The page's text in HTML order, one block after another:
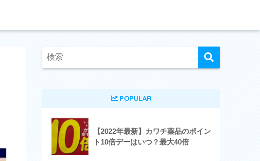
POPULAR
【2022年最新】カワチ薬品のポイン
ト10倍デーはいつ？最大40倍